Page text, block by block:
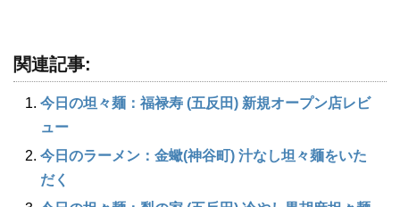
関連記事:
今日の坦々麺：福禄寿 (五反田) 新規オープン店レビ
ュー
今日のラーメン：金蠍(神谷町) 汁なし坦々麺をいた
だく